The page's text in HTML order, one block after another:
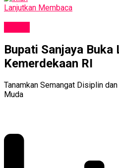
Lanjutkan Membaca
Bupati Sanjaya Buka
Kemerdekaan RI
Tanamkan Semangat Disiplin
Muda